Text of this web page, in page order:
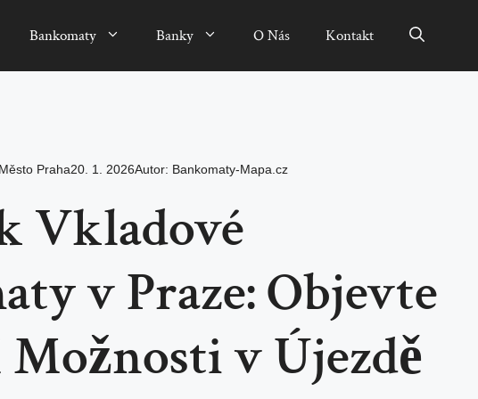
Bankomaty Banky O Nás Kontakt
Praha20. 1. 2026Autor: Bankomaty-Mapa.cz
Vkladové
v Praze: Objevte
v Újezdě